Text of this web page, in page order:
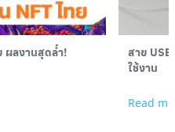
ผลงานสุดล้ำ!
สาย
ใช้งาน
Read